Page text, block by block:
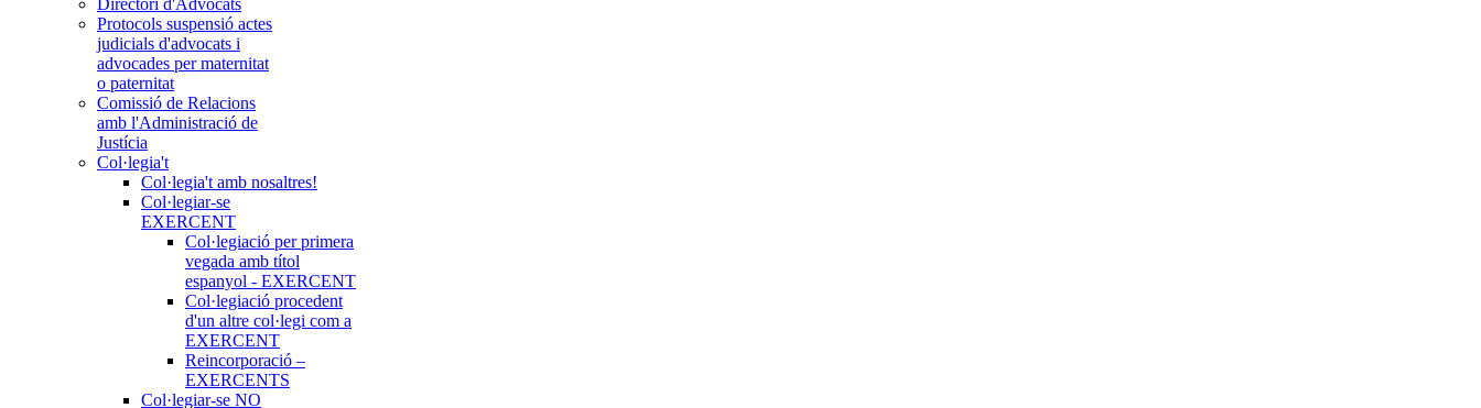
Protocols suspensió actes
judicials d'advocats i
advocades per maternitat
o paternitat
Comissió de Relacions
amb l'Administració de
Justícia
Col·legia't
Col·legia't amb nosaltres!
Col·legiar-se
EXERCENT
Col·legiació per primera
vegada amb títol
espanyol - EXERCENT
Col·legiació procedent
d'un altre col·legi com a
EXERCENT
Reincorporació –
EXERCENTS
Col·legiar-se NO